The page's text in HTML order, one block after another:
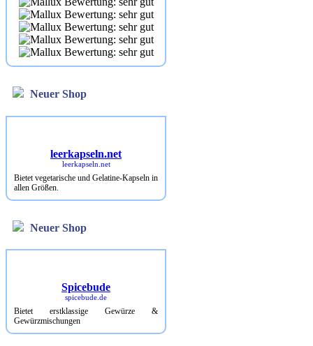
Neuer Shop
leerkapseln.net
Bietet vegetarische und Gelatine-Kapseln in
allen Größen.
Bietet erstklassige Gewürze &
Gewürzmischungen